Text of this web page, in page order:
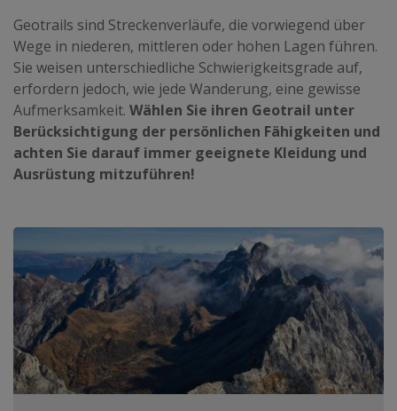
Geotrails sind Streckenverläufe, die vorwiegend über
Wege in niederen, mittleren oder hohen Lagen führen.
Sie weisen unterschiedliche Schwierigkeitsgrade auf,
erfordern jedoch, wie jede Wanderung, eine gewisse
Aufmerksamkeit. Wählen Sie ihren Geotrail unter
Berücksichtigung der persönlichen Fähigkeiten und
achten Sie darauf immer geeignete Kleidung und
Ausrüstung mitzuführen!